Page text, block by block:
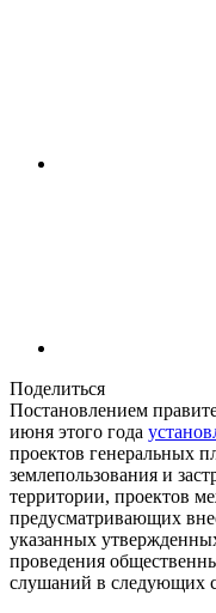
Поделиться
Постановлением
июня этого года
проектов генеральных
землепользования и
территории, проектов
предусматривающих
указанных
проведения
слушаний в следующих